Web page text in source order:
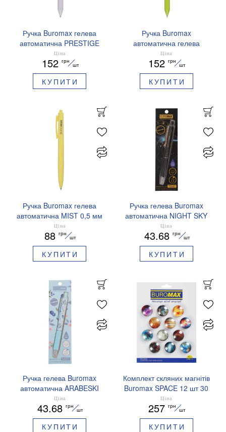
Ручка Buromax гелева
автоматична PRESTIGE
SILVER 0,5 мм сині
чорнила BM.83102
Ціна
152 грн
шт
КУПИТИ
Ручка Buromax
автоматична гелева
PRESTIGE GOLD 0,5 мм
сині чорнила BM.83101
Ціна
152 грн
шт
КУПИТИ
Ручка Buromax гелева
автоматична MIST 0,5 мм
сині чорнила BM.83103
Ціна
88 грн
шт
КУПИТИ
Ручка гелева Buromax
автоматична NIGHT SKY
ZODIAC 0.5 мм
ароматизований грип синє
чорнило BM.8379-01
Ціна
43.68 грн
шт
КУПИТИ
Ручка гелева Buromax
автоматична ARABESKI
0.5 мм ароматизований
грип синє чорнило в
блістері BM.8379-02
Ціна
43.68 грн
шт
КУПИТИ
Комплект скляних магнітів
Buromax SPACE 12 шт 30
мм BM.0048
Ціна
257 грн
шт
КУПИТИ